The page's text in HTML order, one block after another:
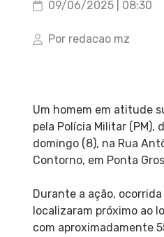
09/06/2025 | 08:30
Por redacao mz
Um homem em atitude
pela Polícia Militar (PM),
domingo (8), na Rua
Contorno, em Ponta
Durante a ação,
localizaram próximo ao
com aproximadamente